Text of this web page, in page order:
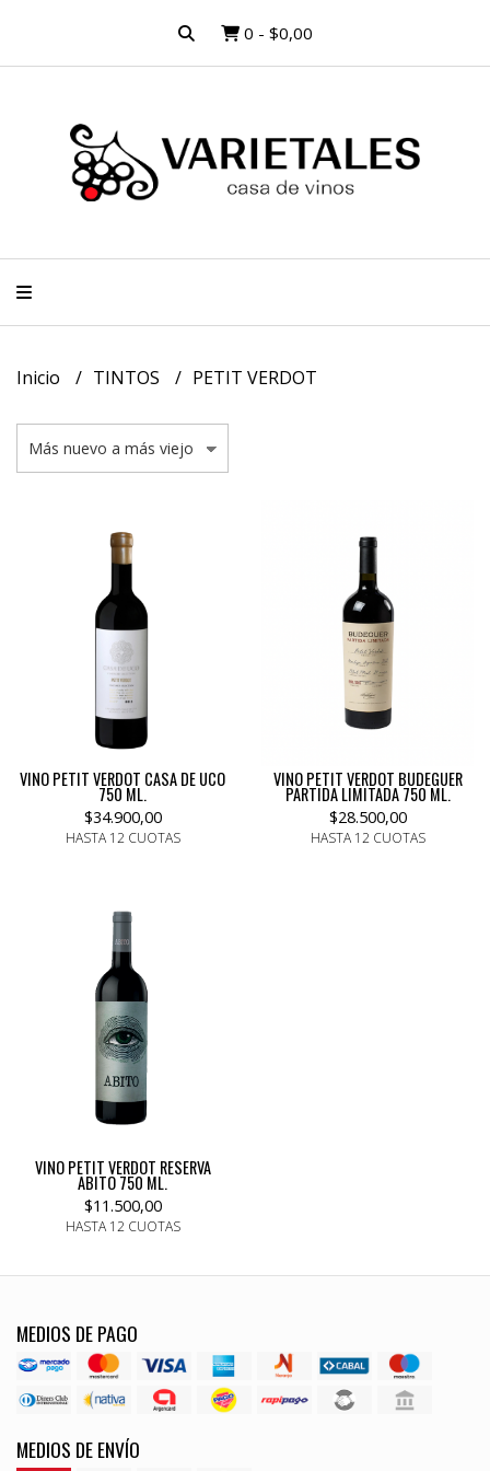
0 - $0,00
Inicio TINTOS PETIT VERDOT
VINO PETIT VERDOT CASA DE UCO
750 ML.
$34.900,00
HASTA 12 CUOTAS
VINO PETIT VERDOT BUDEGUER
PARTIDA LIMITADA 750 ML.
$28.500,00
HASTA 12 CUOTAS
VINO PETIT VERDOT RESERVA
ABITO 750 ML.
$11.500,00
HASTA 12 CUOTAS
MEDIOS DE PAGO
MEDIOS DE ENVÍO